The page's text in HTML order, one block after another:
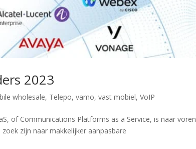
2023
wholesale, Telepo,vamo,vast mobiel,VoIP
of Communications Platforms as a Service, is naar voren
zijn naar makkelijker aanpasbare